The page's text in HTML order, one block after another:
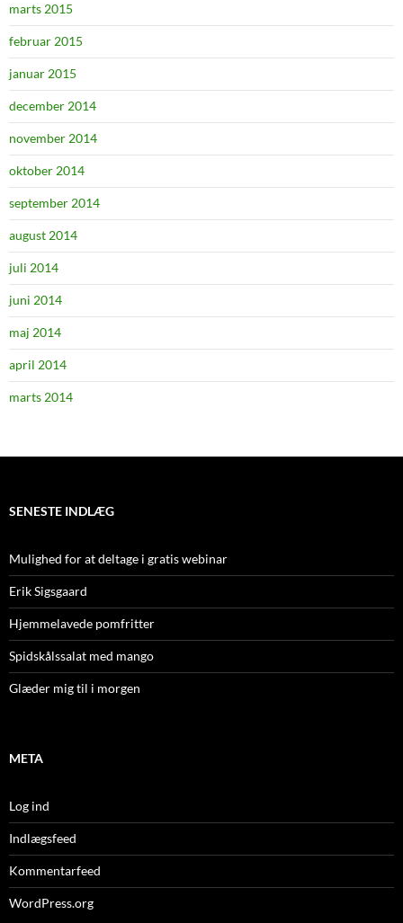
marts 2015
februar 2015
januar 2015
december 2014
november 2014
oktober 2014
september 2014
august 2014
juli 2014
juni 2014
maj 2014
april 2014
marts 2014
SENESTE INDLÆG
Mulighed for at deltage i gratis webinar
Erik Sigsgaard
Hjemmelavede pomfritter
Spidskålssalat med mango
Glæder mig til i morgen
META
Log ind
Indlægsfeed
Kommentarfeed
WordPress.org